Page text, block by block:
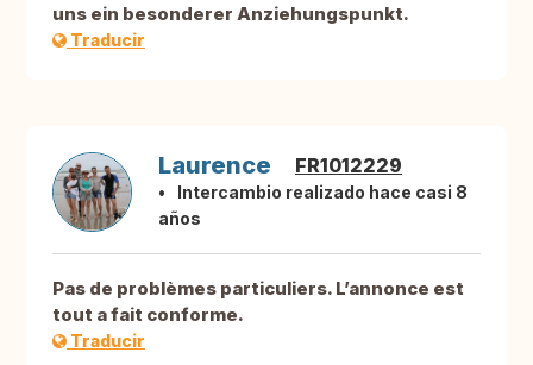
uns ein besonderer Anziehungspunkt.
Traducir
Laurence FR1012229
Intercambio realizado hace casi 8
años
Pas de problèmes particuliers. L’annonce est
tout a fait conforme.
Traducir